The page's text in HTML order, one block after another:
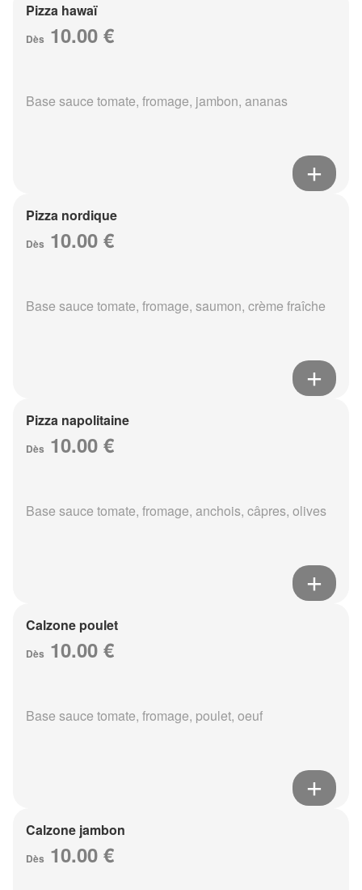
Pizza hawaï
Dès 10.00 €
Base sauce tomate, fromage, jambon, ananas
Pizza nordique
Dès 10.00 €
Base sauce tomate, fromage, saumon, crème fraîche
Pizza napolitaine
Dès 10.00 €
Base sauce tomate, fromage, anchois, câpres, olives
Calzone poulet
Dès 10.00 €
Base sauce tomate, fromage, poulet, oeuf
Calzone jambon
Dès 10.00 €